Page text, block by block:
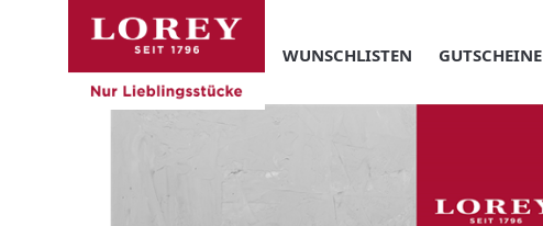
WUNSCHLISTEN GUTSCHEINE